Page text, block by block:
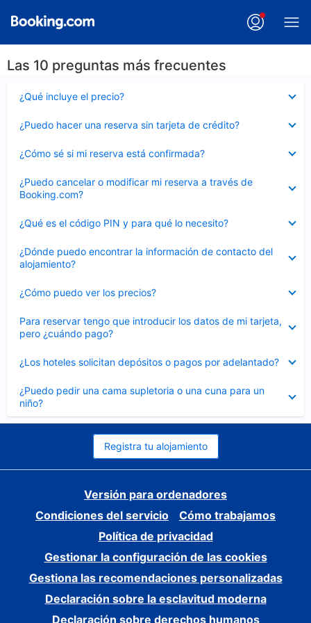
Las 10 preguntas más frecuentes
¿Qué incluye el precio?
cerrado
¿Puedo hacer una reserva sin tarjeta de crédito?
cerrado
¿Cómo sé si mi reserva está confirmada?
cerrado
¿Puedo cancelar o modificar mi reserva a través de
Booking.com?
cerrado
¿Qué es el código PIN y para qué lo necesito?
cerrado
¿Dónde puedo encontrar la información de contacto del
alojamiento?
cerrado
¿Cómo puedo ver los precios?
cerrado
Para reservar tengo que introducir los datos de mi tarjeta,
pero ¿cuándo pago?
cerrado
¿Los hoteles solicitan depósitos o pagos por adelantado?
cerrado
¿Puedo pedir una cama supletoria o una cuna para un
niño?
cerrado
Registra tu alojamiento
Versión para ordenadores
Condiciones del servicio
Cómo trabajamos
Política de privacidad
Gestionar la configuración de las cookies
Gestiona las recomendaciones personalizadas
Declaración sobre la esclavitud moderna
Declaración sobre derechos humanos